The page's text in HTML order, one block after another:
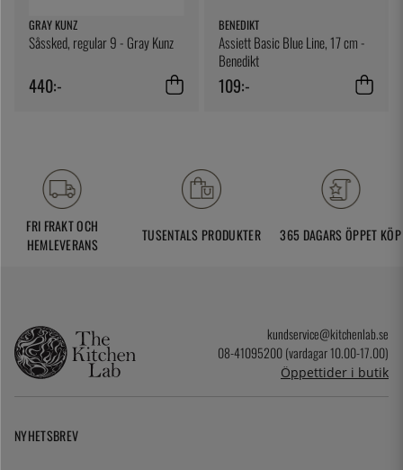
GRAY KUNZ
Såssked, regular 9 - Gray Kunz
440:-
BENEDIKT
Assiett Basic Blue Line, 17 cm -
Benedikt
109:-
FRI FRAKT OCH
HEMLEVERANS
TUSENTALS PRODUKTER 365 DAGARS ÖPPET KÖP
kundservice@kitchenlab.se
08-41095200 (vardagar 10.00-17.00)
Öppettider i butik
NYHETSBREV